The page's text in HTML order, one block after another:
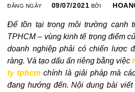
ĐĂNG NGÀY 09/07/2021 BỞI
Để tồn tại trong môi trường cạnh
TPHCM – vùng kinh tế trọng điểm
doanh nghiệp phải có chiến lược
ràng. Và tạo dấu ấn riêng bằng việc
ty tphcmchính là giải pháp mà
đang hướng đến. Nội dung bài